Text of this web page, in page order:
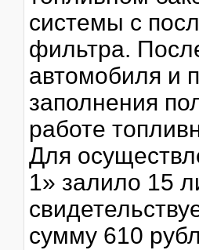
системы с
фильтра.
автомобиля и
заполнения
работе
Для
1» залило 15
сумму 610